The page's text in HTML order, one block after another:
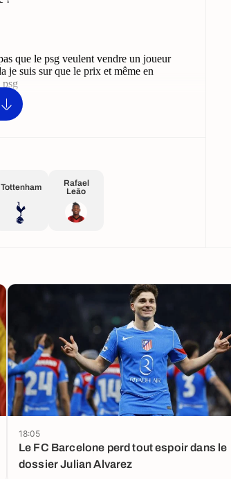
Tottenham
Rafael
Leão
Le FC Barcelone perd tout espoir dans le
dossier Julian Alvarez
18:05